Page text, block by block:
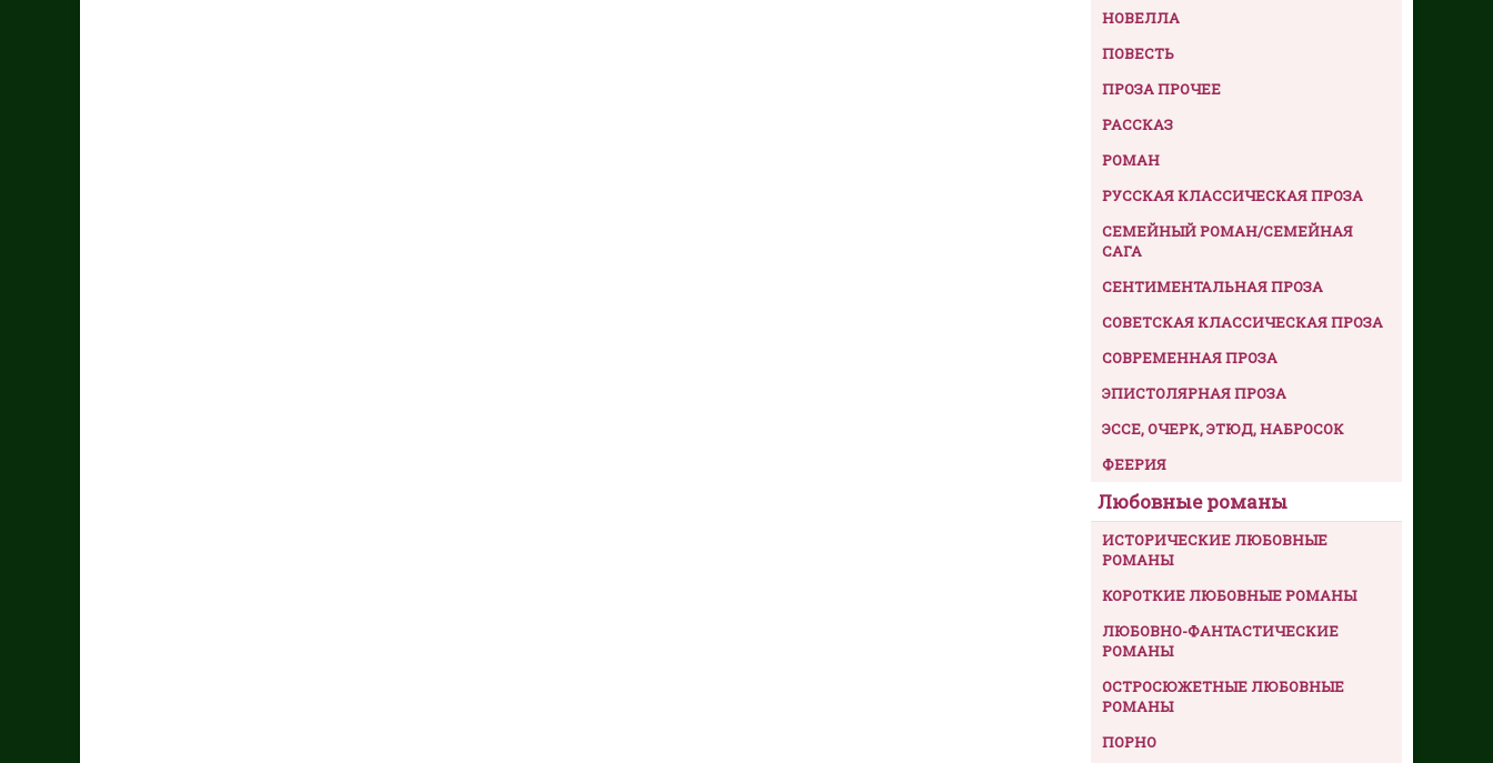
НОВЕЛЛА
ПОВЕСТЬ
ПРОЗА ПРОЧЕЕ
РАССКАЗ
РОМАН
РУССКАЯ КЛАССИЧЕСКАЯ ПРОЗА
СЕМЕЙНЫЙ РОМАН/СЕМЕЙНАЯ
САГА
СЕНТИМЕНТАЛЬНАЯ ПРОЗА
СОВЕТСКАЯ КЛАССИЧЕСКАЯ ПРОЗА
СОВРЕМЕННАЯ ПРОЗА
ЭПИСТОЛЯРНАЯ ПРОЗА
ЭССЕ, ОЧЕРК, ЭТЮД, НАБРОСОК
ФЕЕРИЯ
Любовные романы
ИСТОРИЧЕСКИЕ ЛЮБОВНЫЕ
РОМАНЫ
КОРОТКИЕ ЛЮБОВНЫЕ РОМАНЫ
ЛЮБОВНО-ФАНТАСТИЧЕСКИЕ
РОМАНЫ
ОСТРОСЮЖЕТНЫЕ ЛЮБОВНЫЕ
РОМАНЫ
ПОРНО